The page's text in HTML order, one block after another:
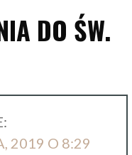
DO ŚW.
2019 O 8:29